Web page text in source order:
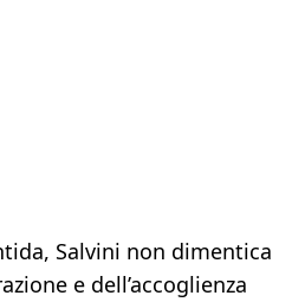
Salvini non dimentica
e dell’accoglienza